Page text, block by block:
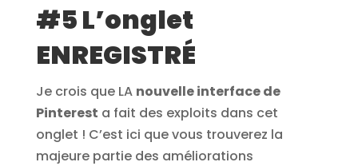
#5 L’onglet
ENREGISTRÉ
Je crois que LA nouvelle interface de
Pinterest a fait des exploits dans cet
onglet ! C’est ici que vous trouverez la
majeure partie des améliorations